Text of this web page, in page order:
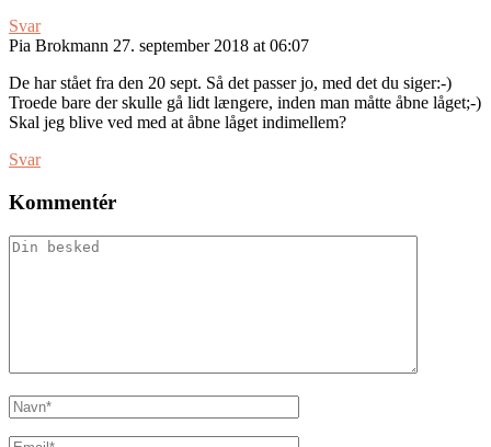
Svar
Pia Brokmann 27. september 2018 at 06:07
De har stået fra den 20 sept. Så det passer jo, med det du siger:-)
Troede bare der skulle gå lidt længere, inden man måtte åbne låget;-)
Skal jeg blive ved med at åbne låget indimellem?
Svar
Kommentér